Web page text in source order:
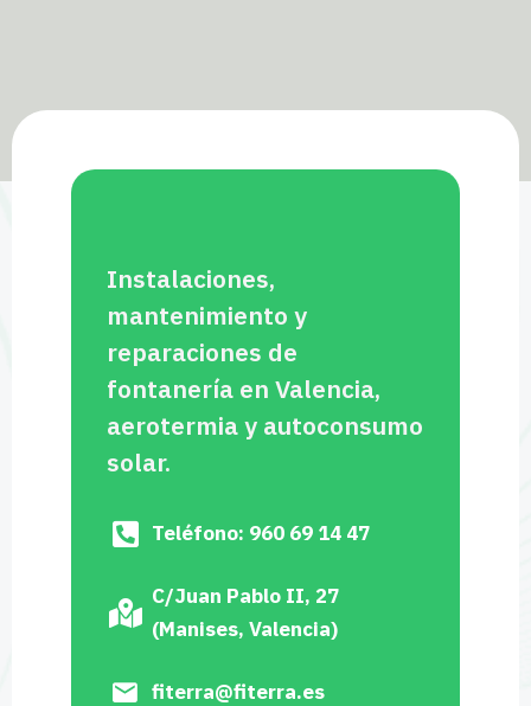
Instalaciones,
mantenimiento y
reparaciones de
fontanería en Valencia,
aerotermia y autoconsumo
solar.
Teléfono: 960 69 14 47
C/Juan Pablo II, 27
(Manises, Valencia)
fiterra@fiterra.es